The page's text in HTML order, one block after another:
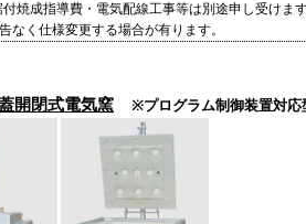
焼成指導費・電気配線工事等は別途申し受けま
なく仕様変更する場合が有ります。
開閉式電気窯 ※プログラム制御装置対応